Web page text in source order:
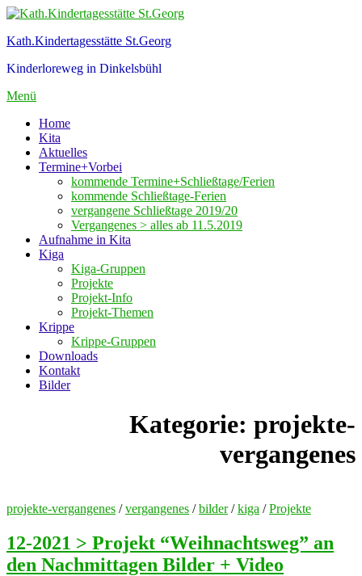
Zum
springen
Kath.Kindertagesstätte St.Georg
Kinderloreweg in Dinkelsbühl
Menü
Home
Kita
Aktuelles
Termine+Vorbei
kommende Termine+Schließtage/Ferien
kommende Schließtage-Ferien
vergangene Schließtage 2019/20
Vergangenes > alles ab 11.5.2019
Aufnahme in Kita
Kiga
Kiga-Gruppen
Projekte
Projekt-Info
Projekt-Themen
Krippe
Krippe-Gruppen
Downloads
Kontakt
Bilder
Kategorie: projekte-
vergangenes
projekte-vergangenes /vergangenes /bilder/kiga /Projekte
12-2021 > Projekt “Weihnachtsweg” an
den Nachmittagen Bilder + Video